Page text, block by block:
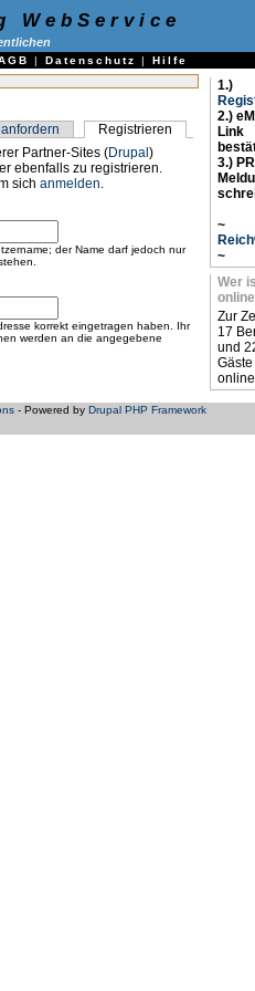
WebService
| Datenschutz | Hilfe
Registrieren
Partner-Sites (Drupal)
ebenfalls zu registrieren.
sich anmelden
der Name darf jedoch nur
korrekt eingetragen haben. Ihr
werden an die angegebene
1.)
2.)
Link
3.)
~
~
Wer
online
Zur
17
und
Gäste
- Powered by Drupal PHP Framework